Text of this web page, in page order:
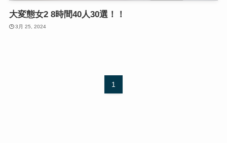
大変態女2 8時間40人30選！！
3月 25, 2024
1